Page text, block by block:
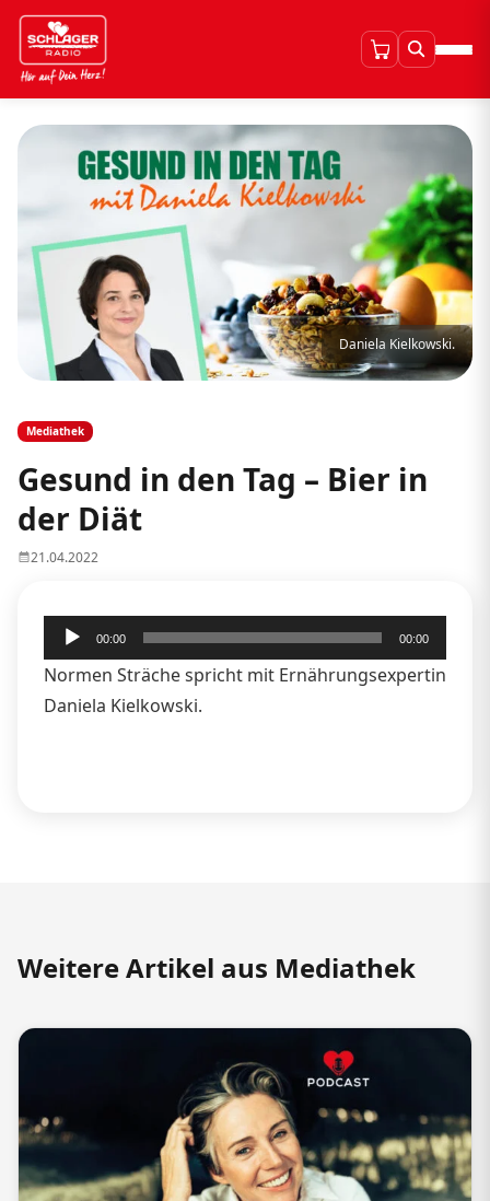
Daniela Kielkowski.
Mediathek
Gesund in den Tag – Bier in
der Diät
21.04.2022
Audio-
Player
00:00 00:00
Normen Sträche spricht mit Ernährungsexpertin
Daniela Kielkowski.
Weitere Artikel aus Mediathek